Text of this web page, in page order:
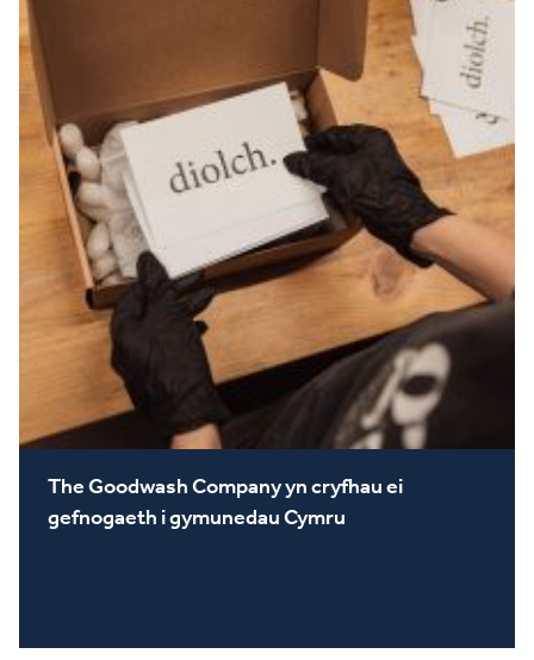
The Goodwash Company yn cryfhau ei
gefnogaeth i gymunedau Cymru